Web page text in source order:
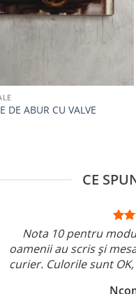
DE ABUR CU VALVE
CE
Nota 10 pentru
oamenii au scris și
curier. Culorile sunt